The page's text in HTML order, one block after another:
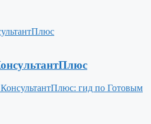
гид по Готовым